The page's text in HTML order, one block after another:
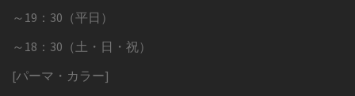
～19：30（平日）
～18：30（土・日・祝）
[パーマ・カラー]